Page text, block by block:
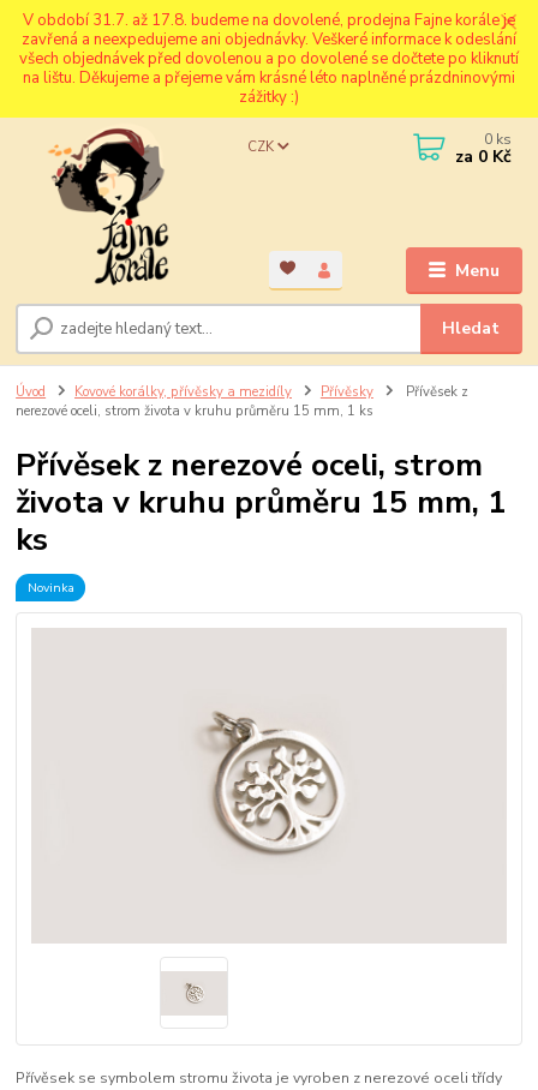
V období 31.7. až 17.8. budeme na dovolené, prodejna Fajne korále je
zavřená a neexpedujeme ani objednávky. Veškeré informace k odeslání
všech objednávek před dovolenou a po dovolené se dočtete po kliknutí
na lištu. Děkujeme a přejeme vám krásné léto naplněné prázdninovými
zážitky :)
Menu
CZK
Hledat
0 ks
za 0 Kč
Úvod Kovové korálky, přívěsky a mezidíly Přívěsky
Přívěsek z
nerezové oceli, strom života v kruhu průměru 15 mm, 1 ks
Přívěsek z nerezové oceli, strom
života v kruhu průměru 15 mm, 1
ks
Novinka
Přívěsek se symbolem stromu života je vyroben z nerezové oceli třídy